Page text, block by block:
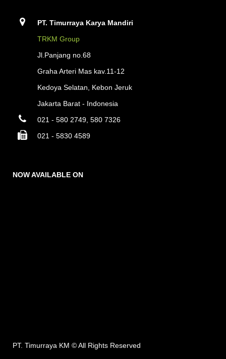
PT. Timurraya Karya Mandiri
TRKM Group
Jl.Panjang no.68
Graha Arteri Mas kav.11-12
Kedoya Selatan, Kebon Jeruk
Jakarta Barat - Indonesia
021 - 580 2749, 580 7326
021 - 5830 4589
NOW AVAILABLE ON
PT. Timurraya KM ©All Rights Reserved